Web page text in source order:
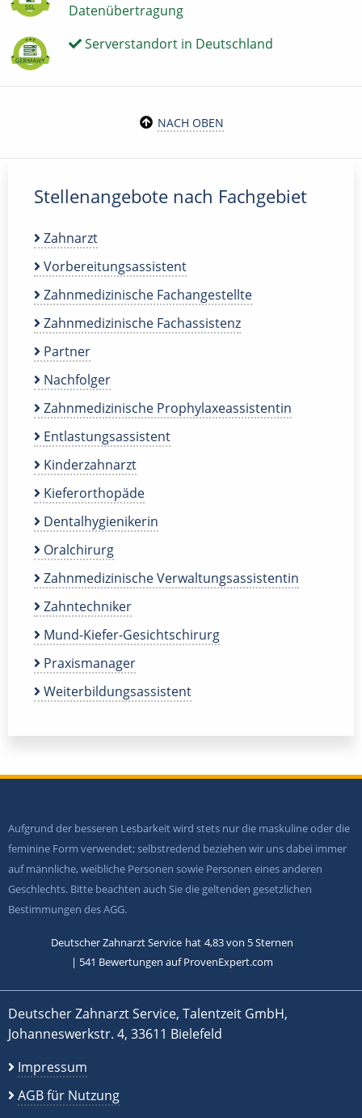
Datenübertragung
Serverstandort in Deutschland
NACH OBEN
Stellenangebote nach Fachgebiet
Zahnarzt
Vorbereitungsassistent
Zahnmedizinische Fachangestellte
Zahnmedizinische Fachassistenz
Partner
Nachfolger
Zahnmedizinische Prophylaxeassistentin
Entlastungsassistent
Kinderzahnarzt
Kieferorthopäde
Dentalhygienikerin
Oralchirurg
Zahnmedizinische Verwaltungsassistentin
Zahntechniker
Mund-Kiefer-Gesichtschirurg
Praxismanager
Weiterbildungsassistent
Aufgrund der besseren Lesbarkeit wird stets nur die maskuline oder die
feminine Form verwendet; selbstredend beziehen wir uns dabei immer
auf männliche, weibliche Personen sowie Personen eines anderen
Geschlechts. Bitte beachten auch Sie die geltenden gesetzlichen
Bestimmungen des AGG.
Deutscher Zahnarzt Service hat 4,83von 5Sternen
| 541 Bewertungen auf ProvenExpert.com
Deutscher Zahnarzt Service, Talentzeit GmbH,
Johanneswerkstr. 4, 33611 Bielefeld
Impressum
AGB für Nutzung